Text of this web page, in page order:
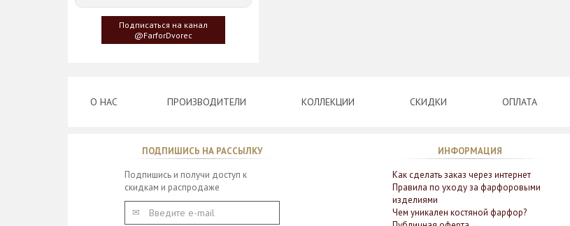
Идея такого дизайна предметов
сервировки стола пришла
создателю, когда он впервые
увидел дерево Гинкго Билоба, у
Подписаться на канал
@FarforDvorec
О НАС ПРОИЗВОДИТЕЛИ КОЛЛЕКЦИИ СКИДКИ ОПЛАТА
ПОДПИШИСЬ НА РАССЫЛКУ
Подпишись и получи доступ к
скидкам и распродаже
ИНФОРМАЦИЯ
Как сделать заказ через интернет
Правила по уходу за фарфоровыми
изделиями
Чем уникален костяной фарфор?